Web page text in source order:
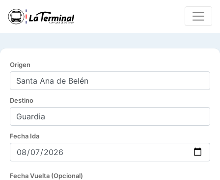
Origen
Destino
Fecha Ida
Fecha Vuelta (Opcional)